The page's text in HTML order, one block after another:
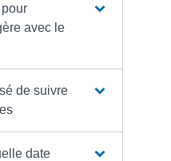
avec le
de suivre
date